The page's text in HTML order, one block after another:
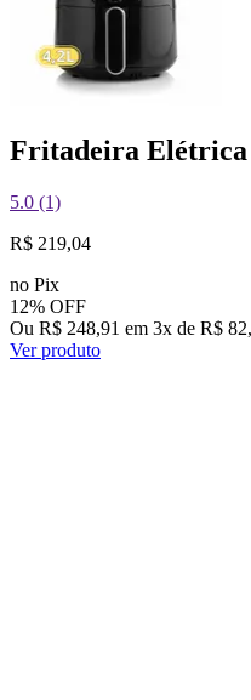
Fritadeira Elétrica
5.0 (1)
R$ 219,04
no Pix
12% OFF
Ou R$ 248,91 em 3x de R$
Ver produto